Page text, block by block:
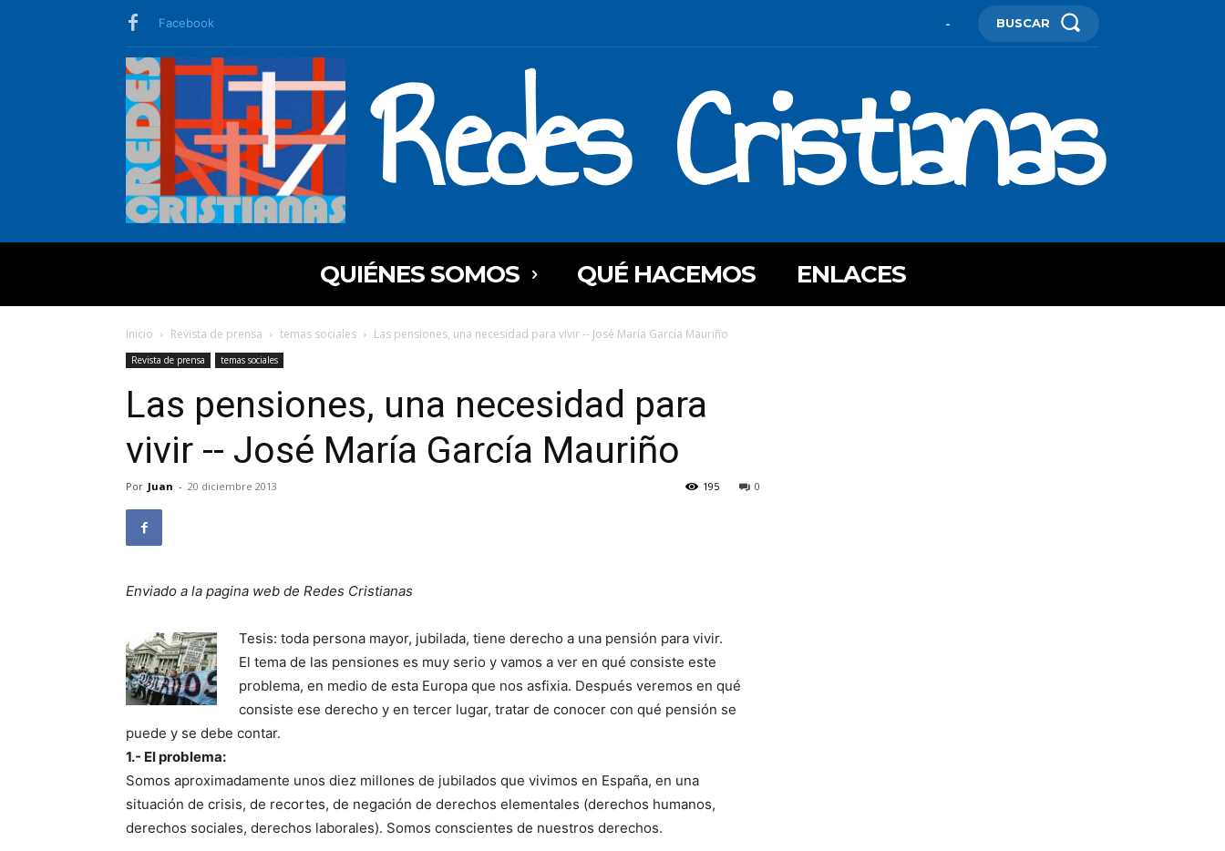
Facebook - BUSCAR
Redes Cristianas
QUIÉNES SOMOS QUÉ HACEMOS ENLACES
Inicio Revista de prensa temas sociales Las pensiones, una necesidad para vivir -- José María García Mauriño
Revista de prensa temas sociales
Las pensiones, una necesidad para
vivir -- José María García Mauriño
Por Juan - 20 diciembre 2013 0
195
Enviado a la pagina web de Redes Cristianas
Tesis: toda persona mayor, jubilada, tiene derecho a una pensión para vivir.
El tema de las pensiones es muy serio y vamos a ver en qué consiste este
problema, en medio de esta Europa que nos asfixia. Después veremos en qué
consiste ese derecho y en tercer lugar, tratar de conocer con qué pensión se
puede y se debe contar.
1.- El problema:
Somos aproximadamente unos diez millones de jubilados que vivimos en España, en una
situación de crisis, de recortes, de negación de derechos elementales (derechos humanos,
derechos sociales, derechos laborales). Somos conscientes de nuestros derechos.